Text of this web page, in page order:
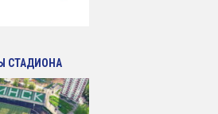
СТАДИОНА